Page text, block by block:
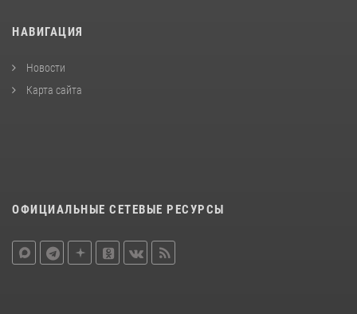
НАВИГАЦИЯ
Новости
Карта сайта
ОФИЦИАЛЬНЫЕ СЕТЕВЫЕ РЕСУРСЫ